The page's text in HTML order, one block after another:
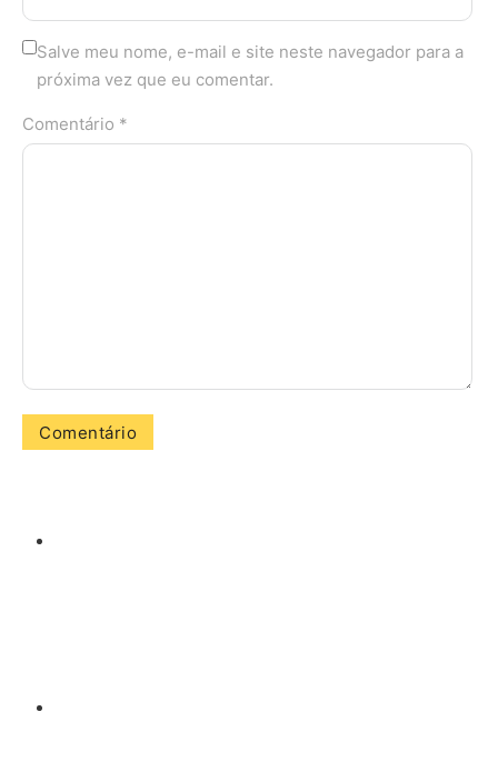
Salve meu nome, e-mail e site neste navegador para a
próxima vez que eu comentar.
Comentário *